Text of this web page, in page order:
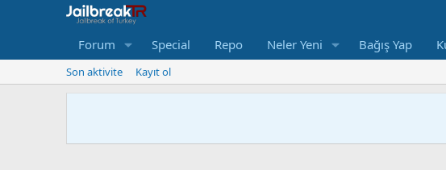
Forum Special Repo Neler Yeni Bağış Yap
Son aktivite Kayıt ol